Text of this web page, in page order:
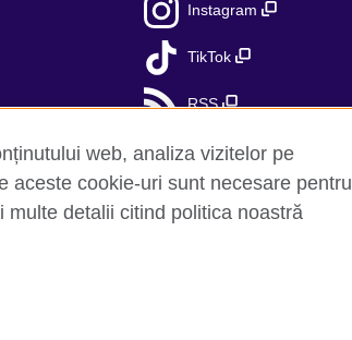
Instagram
TikTok
RSS
Cookie-uri Hartă site
web, analiza vizitelor pe
aceste cookie-uri sunt necesare pentru
detalii citind politica noastră